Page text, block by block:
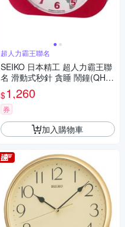
超人力霸王聯名
SEIKO 日本精工 超人力霸王聯
名 滑動式秒針 貪睡 鬧鐘(QHE
913R)紅9.9X11.3cm
$1,260
券
加入購物車